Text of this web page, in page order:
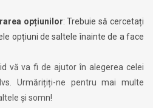
opțiunilor: Trebuie să cercetați
opțiuni de saltele înainte de a face
vă va fi de ajutor în alegerea celei
Urmărițiți-ne pentru mai multe
și somn!